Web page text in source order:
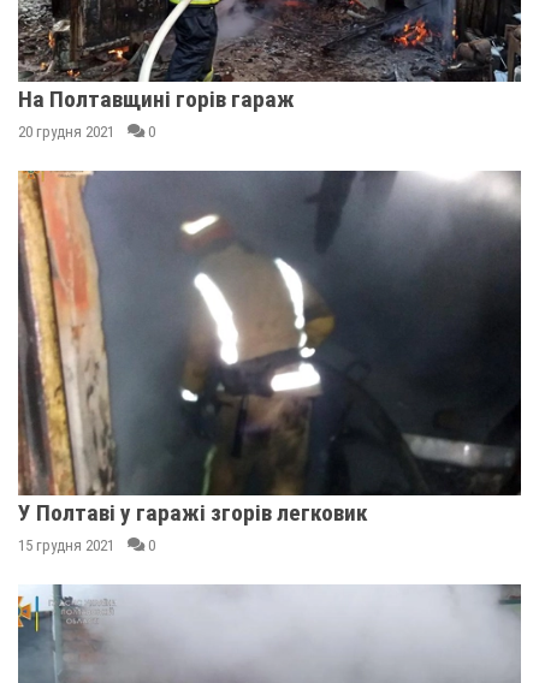
На Полтавщині горів гараж
20 грудня 2021 0
У Полтаві у гаражі згорів легковик
15 грудня 2021 0